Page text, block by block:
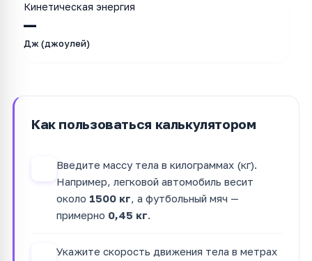
—
Кинетическая энергия
Дж (джоулей)
Как пользоваться калькулятором
Введите массу тела в килограммах (кг).
Например, легковой автомобиль весит
около 1500 кг, а футбольный мяч —
примерно 0,45 кг.
Укажите скорость движения тела в метрах